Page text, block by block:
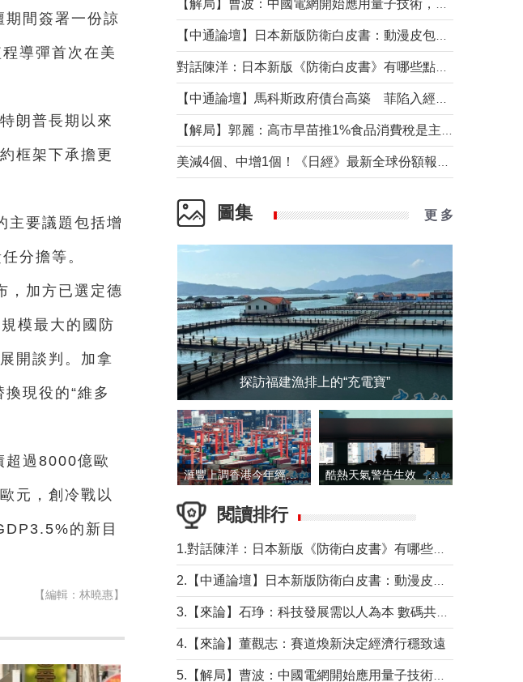
期間簽署一份諒
導彈首次在美
朗普長期以來
框架下承擔更
主要議題包括增
分擔等。
，加方已選定德
模最大的國防
開談判。加拿
現役的“維多
超過8000億歐
元，創冷戰以
的新目
【編輯：林曉惠】
圖集 更 多
探訪福建漁排上的“充電寶”
滙豐上調香港今年經濟增長預測至4.5% 酷熱天氣警告生效 本港高溫持續至下周
閱讀排行
4.【來論】董觀志：賽道煥新決定經濟行穩致遠